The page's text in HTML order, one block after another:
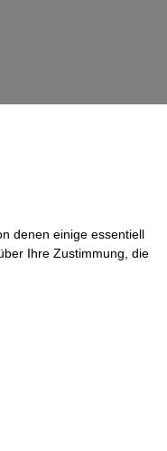
denen einige essentiell
Ihre Zustimmung, die